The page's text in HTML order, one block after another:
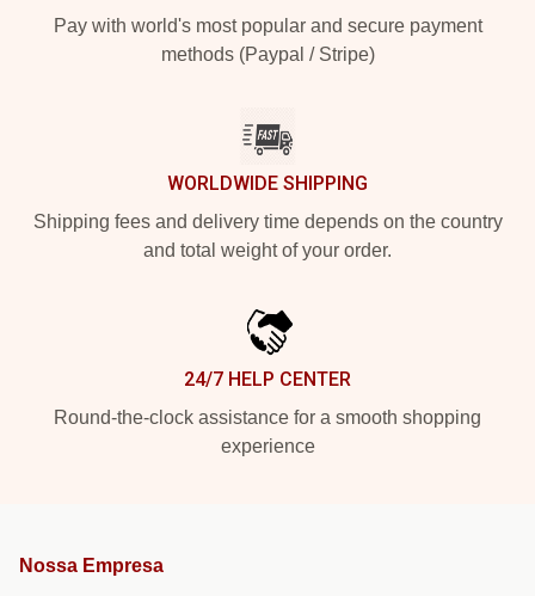
Pay with world's most popular and secure payment
methods (Paypal / Stripe)
WORLDWIDE SHIPPING
Shipping fees and delivery time depends on the country
and total weight of your order.
24/7 HELP CENTER
Round-the-clock assistance for a smooth shopping
experience
Nossa Empresa